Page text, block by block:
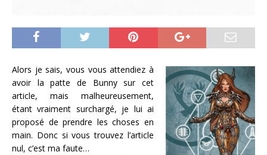
Alors je sais, vous vous attendiez à
avoir la patte de Bunny sur cet
article, mais malheureusement,
étant vraiment surchargé, je lui ai
proposé de prendre les choses en
main. Donc si vous trouvez l’article
nul, c’est ma faute…